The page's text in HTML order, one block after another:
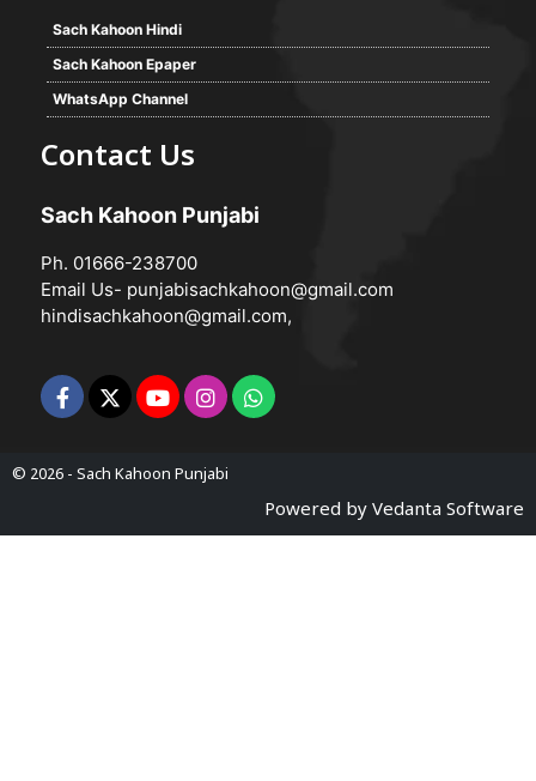
Sach Kahoon Hindi
Sach Kahoon Epaper
WhatsApp Channel
Contact Us
Sach Kahoon Punjabi
Ph. 01666-238700
Email Us- punjabisachkahoon@gmail.com
hindisachkahoon@gmail.com,
© 2026 - Sach Kahoon Punjabi
Powered by Vedanta Software